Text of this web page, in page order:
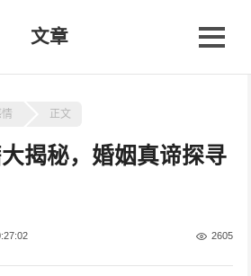
文章
正文
揭秘，婚姻真谛探寻
2605